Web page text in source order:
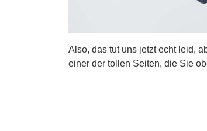
Also, das tut uns jetzt echt leid,
einer der tollen Seiten, die Sie